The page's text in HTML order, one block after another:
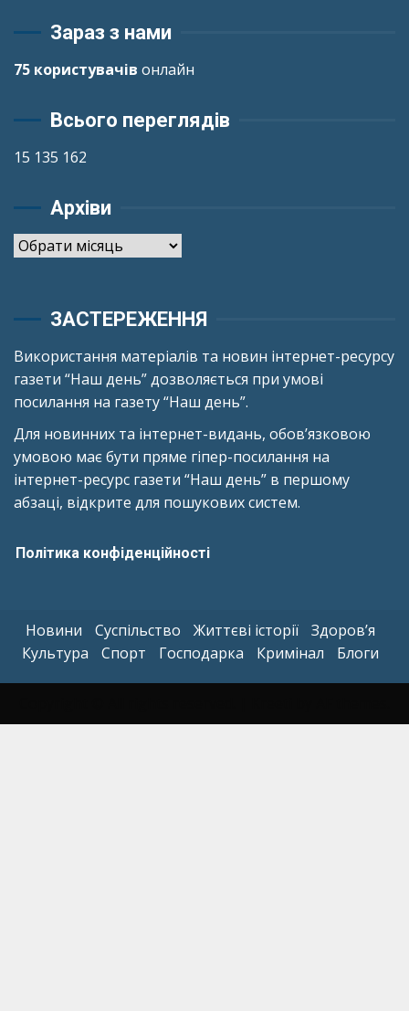
Зараз з нами
75 користувачів онлайн
Всього переглядів
15 135 162
Архіви
Архіви
ЗАСТЕРЕЖЕННЯ
Використання матеріалів та новин інтернет-ресурсу
газети “Наш день” дозволяється при умові
посилання на газету “Наш день”.
Для новинних та інтернет-видань, обов’язковою
умовою має бути пряме гіпер-посилання на
інтернет-ресурс газети “Наш день” в першому
абзаці, відкрите для пошукових систем.
Політика конфіденційності
Новини Суспільство Життєві історії
Здоров’я
Культура
Спорт Господарка Кримінал Блоги